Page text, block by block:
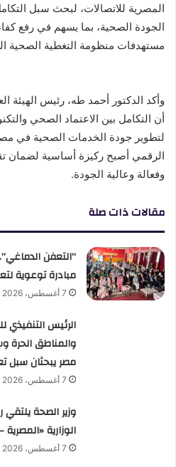
المصرية للاتصالات، لبحث سبل
الجودة الصحية، بما يسهم في رفع
مستهدفات منظومة التغطية الصحية
وأكد الدكتور أحمد طه، رئيس الهيئة
أن التكامل بين الاعتماد الصحي
لتطوير جودة الخدمات الصحية في
الرقمي أصبح ركيزة أساسية لضمان
وفعالة وعالية الجودة.
مقالات ذات صلة
“التعفن
مبادرة توعوية
7 أغسطس، 2026
الرئيس التنفيذي
والمناطق الحرة
مصر يبحثان سبل
7 أغسطس، 2026
وزير الصحة
الوزارية
7 أغسطس، 2026